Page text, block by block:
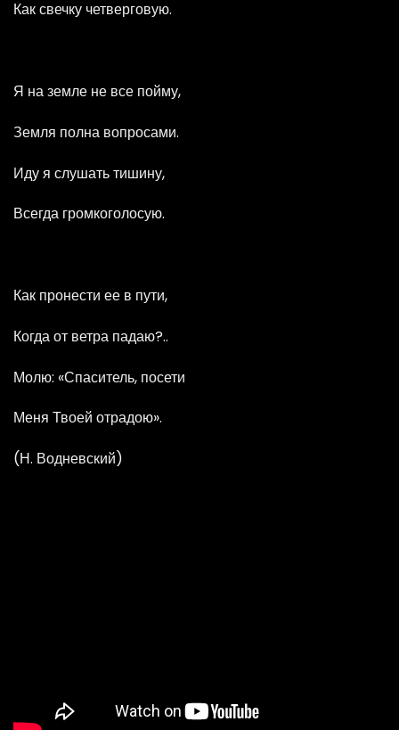
Как свечку четверговую.
Я на земле не все пойму,
Земля полна вопросами.
Иду я слушать тишину,
Всегда громкоголосую.
Как пронести ее в пути,
Когда от ветра падаю?..
Молю: «Спаситель, посети
Меня Твоей отрадою».
(Н. Водневский)